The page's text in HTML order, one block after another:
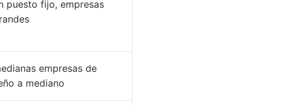
puesto fijo, empresas
empresas de
a mediano